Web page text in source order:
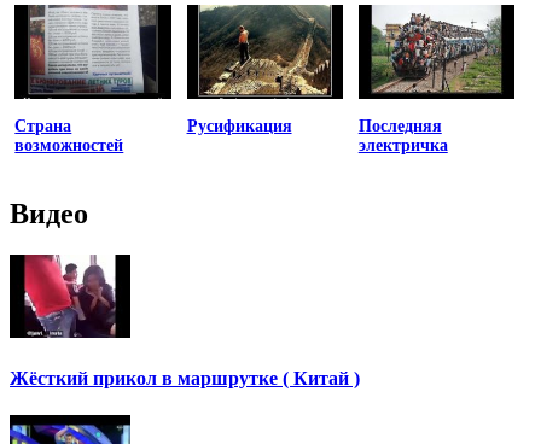
Страна
возможностей
Русификация
Последняя
электричка
Видео
Жёсткий прикол в маршрутке ( Китай )